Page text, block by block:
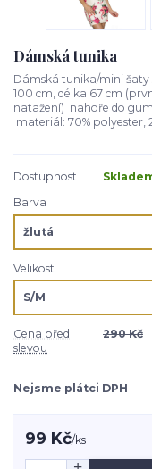
Dámská tunika
Dámská tunika/mini
100 cm, délka 67 cm
natažení) nahoře do
materiál: 70% polyester,
Dostupnost
Barva
Velikost
Cena před
slevou
290 Kč
Nejsme plátci DPH
99 Kč/ks